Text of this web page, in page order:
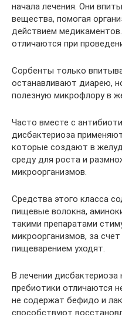
начала лечения. Они
вещества, помогая
действием
отличаются при
Сорбенты только
останавливают диарею,
полезную микрофлору в
Часто вместе с
дисбактериоза
которые создают в
среду для роста и
микроорганизмов.
Средства этого класса
пищевые волокна,
такими препаратами
микроорганизмов, за
пищеварением уходят.
В лечении дисбактериоза
пребиотики отличаются
не содержат бефидо и
способствуют